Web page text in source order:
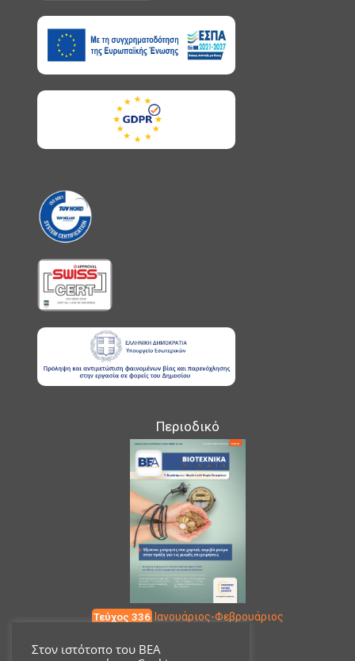
Περιοδικό
Τεύχος 336 Ιανουάριος-Φεβρουάριος
Στον ιστότοπο του ΒΕΑ